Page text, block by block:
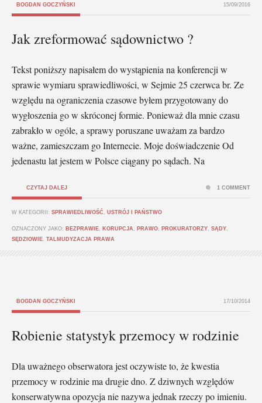
BOGDAN GOCZYŃSKI 15/09/2016
Jak zreformować sądownictwo ?
Tekst poniższy napisałem do wystąpienia na konferencji w
sprawie wymiaru sprawiedliwości, w Sejmie 25 czerwca br. Ze
względu na ograniczenia czasowe byłem przygotowany do
wygłoszenia go w skróconej formie. Ponieważ dla mnie czasu
zabrakło w ogóle, a sprawy poruszane uważam za bardzo
ważne, zamieszczam go Internecie. Moje doświadczenie Od
jedenastu lat jestem w Polsce ciągany po sądach. Na
CZYTAJ DALEJ
W KATEGORII: SPRAWIEDLIWOŚĆ USTRÓJ I PAŃSTWO
OZNACZONY JAKO: BEZPRAWIE KORUPCJA PRAWO PROKURATORZY SĄDY
SĘDZIOWIE TALMUDYZACJA PRAWA
1 COMMENT
BOGDAN GOCZYŃSKI 17/10/2014
Robienie statystyk przemocy w rodzinie
Dla uważnego obserwatora jest oczywiste to, że kwestia
przemocy w rodzinie ma drugie dno. Z dziwnych względów
konserwatywna opozycja nie nazywa jednak rzeczy po imieniu.